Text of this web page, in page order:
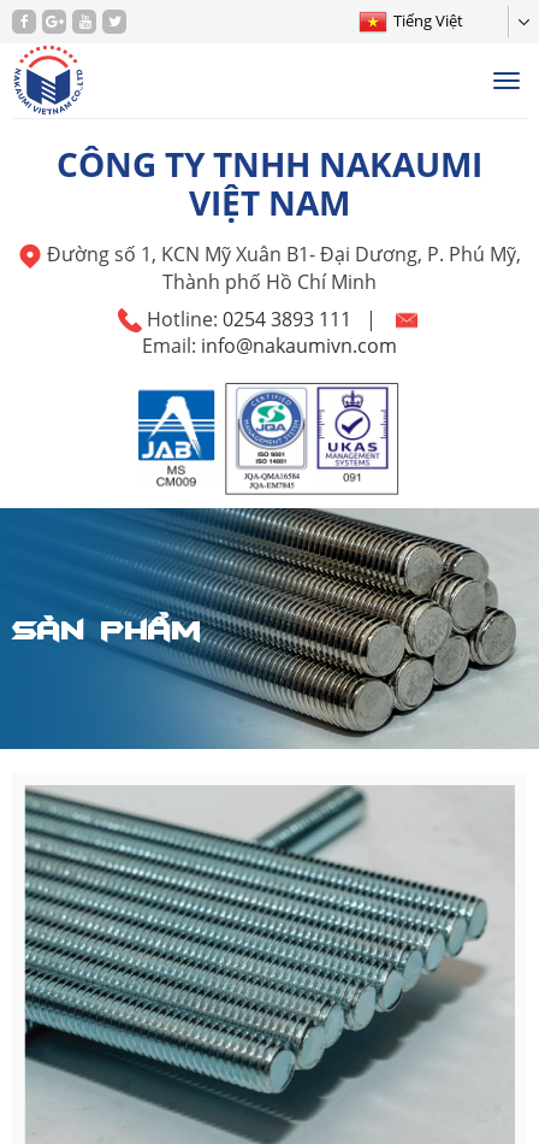
Tiếng Việt
CÔNG TY TNHH NAKAUMI
VIỆT NAM
Đường số 1, KCN Mỹ Xuân B1- Đại Dương, P. Phú Mỹ,
Thành phố Hồ Chí Minh
Hotline: 0254 3893 111
|
Email: info@nakaumivn.com
Sản phẩm